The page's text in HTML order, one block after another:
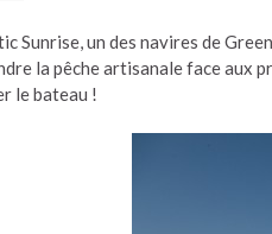
Sunrise, un des navires de
la pêche artisanale face aux
le bateau !